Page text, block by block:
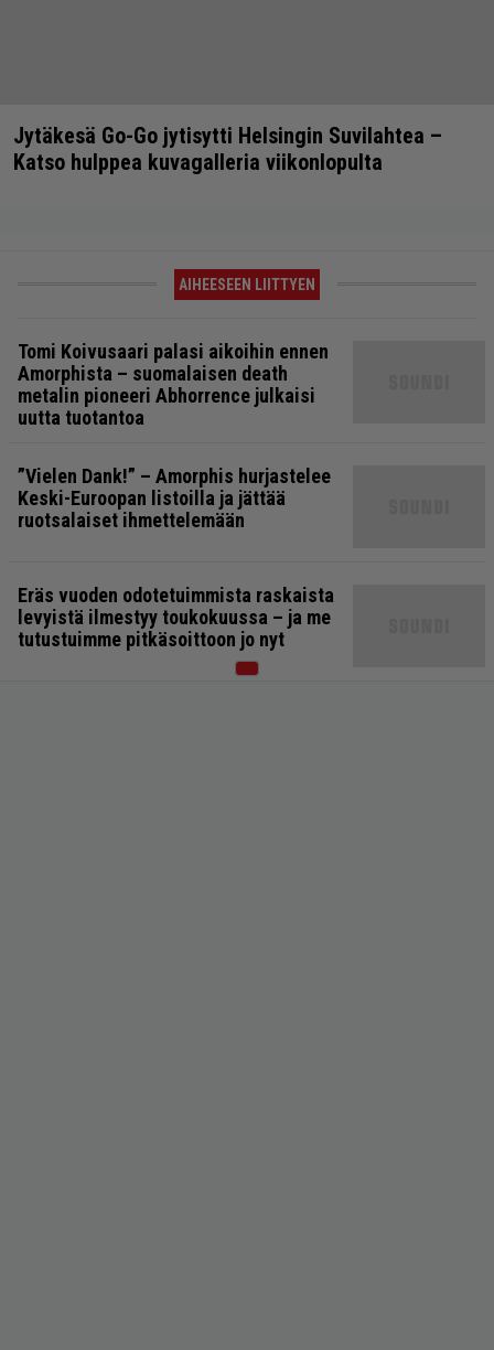
Jytäkesä Go-Go jytisytti Helsingin Suvilahtea –
Katso hulppea kuvagalleria viikonlopulta
AIHEESEEN LIITTYEN
Tomi Koivusaari palasi aikoihin ennen
Amorphista – suomalaisen death
metalin pioneeri Abhorrence julkaisi
uutta tuotantoa
”Vielen Dank!” – Amorphis hurjastelee
Keski-Euroopan listoilla ja jättää
ruotsalaiset ihmettelemään
Eräs vuoden odotetuimmista raskaista
levyistä ilmestyy toukokuussa – ja me
tutustuimme pitkäsoittoon jo nyt